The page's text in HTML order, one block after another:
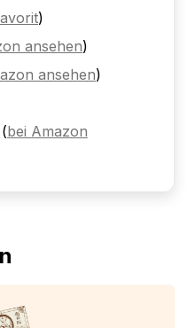
)
ansehen)
ansehen)
(bei Amazon